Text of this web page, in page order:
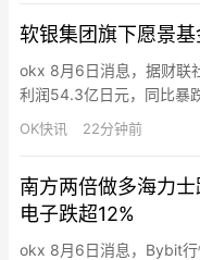
软银集团旗下愿景
okx 8月6日消息，据财联
利润54.3亿日元，同比暴
OK快讯 22分钟前
南方两倍做多海力
电子跌超12%
okx 8月6日消息，Bybit